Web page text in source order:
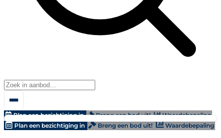
Plan een bezichtiging in Breng een bod uit!
Waardebepaling
Plan een bezichtiging in
Breng een bod uit! Waardebepaling